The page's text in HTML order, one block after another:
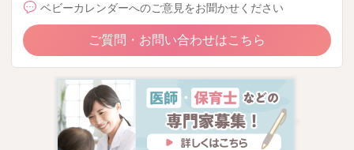
ベビーカレンダーへのご意見をお聞かせください
ご質問・お問い合わせはこちら